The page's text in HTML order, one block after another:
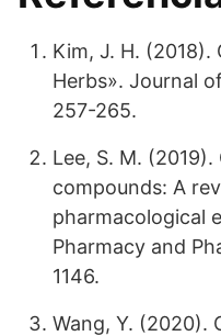
Kim, J. H.
Herbs». Journal
257-265.
Lee, S. M.
compounds: A
pharmacological
Pharmacy and
1146.
Wang, Y. (2020).